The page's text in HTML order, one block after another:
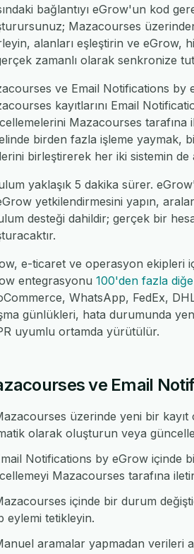
bağlantıyı eGrow'un kod
Mazacourses
alanları eşleştirin ve eGrow,
zamanlı olarak senkronize
ve Email Notifications by
kayıtlarını Email
Mazacourses
birden fazla işleme yaymak,
birleştirerek her iki sistemin de
yaklaşık 5 dakika sürer.
yetkilendirmesini yapın,
desteği dahildir; gerçek bir
e-ticaret ve operasyon ekipleri
entegrasyonu 100'den fazla
WhatsApp, FedEx,
günlükleri, hata durumunda
uyumlu ortamda yürütülür.
ve Email
üzerinde yeni bir kayıt
olarak oluşturun veya
Notifications by eGrow içinde
Mazacourses tarafına
içinde bir durum
eylemi tetikleyin.
aramalar yapmadan verileri